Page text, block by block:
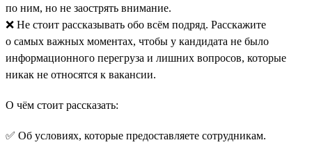
по ним, но не заострять внимание.
❌ Не стоит рассказывать обо всём подряд. Расскажите
о самых важных моментах, чтобы у кандидата не было
информационного перегруза и лишних вопросов, которые
никак не относятся к вакансии.
О чём стоит рассказать:
✅ Об условиях, которые предоставляете сотрудникам.